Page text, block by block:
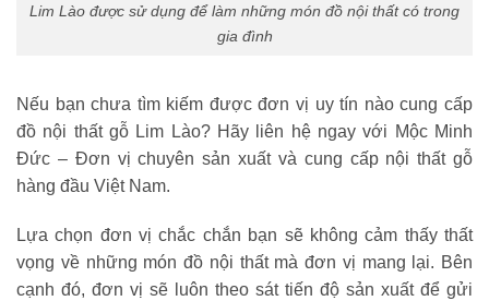
Lim Lào được sử dụng để làm những món đồ nội thất có trong
gia đình
Nếu bạn chưa tìm kiếm được đơn vị uy tín nào cung cấp
đồ nội thất gỗ Lim Lào? Hãy liên hệ ngay với Mộc Minh
Đức – Đơn vị chuyên sản xuất và cung cấp nội thất gỗ
hàng đầu Việt Nam.
Lựa chọn đơn vị chắc chắn bạn sẽ không cảm thấy thất
vọng về những món đồ nội thất mà đơn vị mang lại. Bên
cạnh đó, đơn vị sẽ luôn theo sát tiến độ sản xuất để gửi